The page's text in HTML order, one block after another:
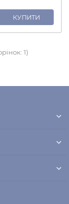
КУПИТИ
1)